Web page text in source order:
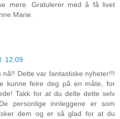
mere. Gratulerer med å få livet
Marie.
12:09
Dette var fantastiske nyheter!!!
kunne feire deg på en måte, for
Takk for at du delte dette selv
personlige innleggene er som
dem og er så glad for at du